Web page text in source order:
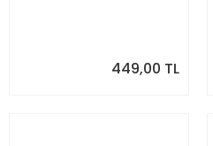
449,00 TL